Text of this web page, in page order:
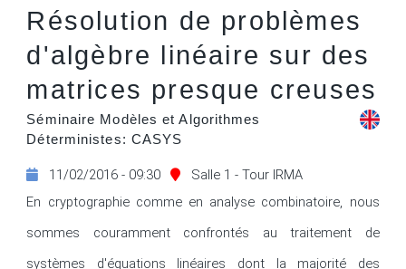
Résolution de problèmes
d'algèbre linéaire sur des
matrices presque creuses
Séminaire Modèles et Algorithmes
Déterministes: CASYS
11/02/2016 - 09:30
Salle 1 - Tour IRMA
En cryptographie comme en analyse combinatoire, nous
sommes couramment confrontés au traitement de
systèmes d'équations linéaires dont la majorité des